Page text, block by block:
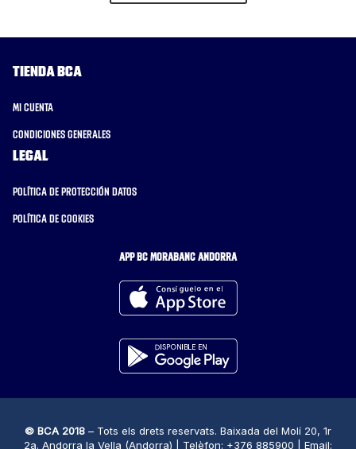
Tienda BCA
Mi cuenta
Condiciones generales
Legal
Política de protección datos
Política de cookies
APP BC MORABANC ANDORRA
© BCA 2018 – Tots els drets reservats. Baixada del Molí 20, 1r
2a. Andorra la Vella (Andorra) | Telèfon: +376 885900 | Email: